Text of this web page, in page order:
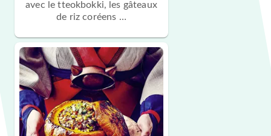
avec le tteokbokki, les gâteaux
de riz coréens …